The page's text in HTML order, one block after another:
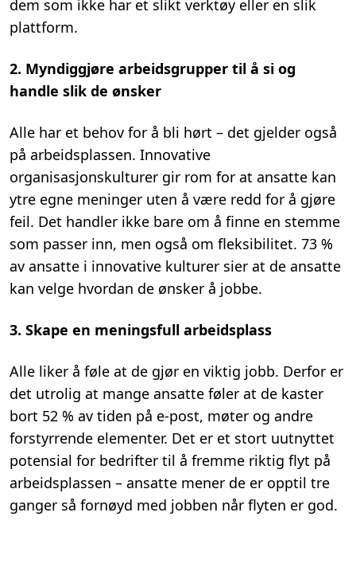
dem som ikke har et slikt verktøy eller en slik
plattform.
2. Myndiggjøre arbeidsgrupper til å si og
handle slik de ønsker
Alle har et behov for å bli hørt – det gjelder også
på arbeidsplassen. Innovative
organisasjonskulturer gir rom for at ansatte kan
ytre egne meninger uten å være redd for å gjøre
feil. Det handler ikke bare om å finne en stemme
som passer inn, men også om fleksibilitet. 73 %
av ansatte i innovative kulturer sier at de ansatte
kan velge hvordan de ønsker å jobbe.
3. Skape en meningsfull arbeidsplass
Alle liker å føle at de gjør en viktig jobb. Derfor er
det utrolig at mange ansatte føler at de kaster
bort 52 % av tiden på e-post, møter og andre
forstyrrende elementer. Det er et stort uutnyttet
potensial for bedrifter til å fremme riktig flyt på
arbeidsplassen – ansatte mener de er opptil tre
ganger så fornøyd med jobben når flyten er god.